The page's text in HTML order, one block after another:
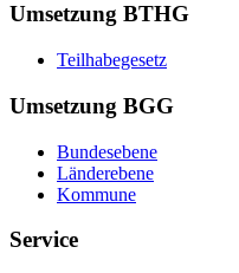
Umsetzung BTHG
Teilhabegesetz
Umsetzung BGG
Bundesebene
Länderebene
Kommune
Service